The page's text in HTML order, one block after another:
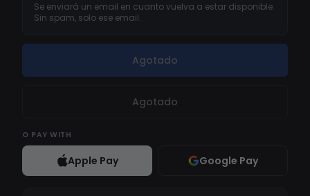
Se enviará un email en cuanto vuelva a estar disponible.
Sin spam, solo ese email.
Agotado
Agotado
O PAY WITH
Apple Pay Google Pay